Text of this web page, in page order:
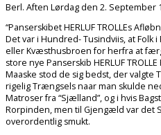
Berl. Aften Lørdag den 2. September
“Panserskibet HERLUF TROLLEs
Det var i Hundred- Tusindviis, at Folk
eller Kvæsthusbroen for herfra at
store nye Panserskib HERLUF
Maaske stod de sig bedst, der valgte
rigelig Trængsels naar man skulde
Matroser fra “Sjælland”, og i hvis
Rorpinden, men til Gjengæld var det
overordentlig smukt.